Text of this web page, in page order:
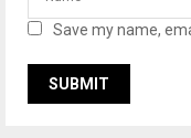
Save my name,